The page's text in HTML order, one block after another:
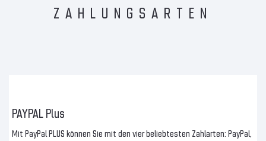
ZAHLUNGSARTEN
PAYPAL Plus
Mit PayPal PLUS können Sie mit den vier beliebtesten Zahlarten: PayPal,